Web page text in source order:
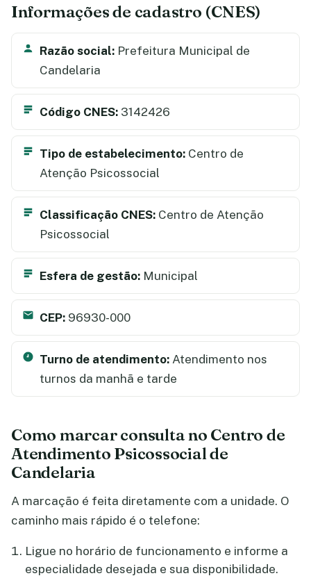
Informações de cadastro (CNES)
Razão social: Prefeitura Municipal de
Candelaria
Código CNES: 3142426
Tipo de estabelecimento: Centro de
Atenção Psicossocial
Classificação CNES: Centro de Atenção
Psicossocial
Esfera de gestão: Municipal
CEP: 96930-000
Turno de atendimento: Atendimento nos
turnos da manhã e tarde
Como marcar consulta no Centro de
Atendimento Psicossocial de
Candelaria
A marcação é feita diretamente com a unidade. O
caminho mais rápido é o telefone:
Ligue no horário de funcionamento e informe a
especialidade desejada e sua disponibilidade.